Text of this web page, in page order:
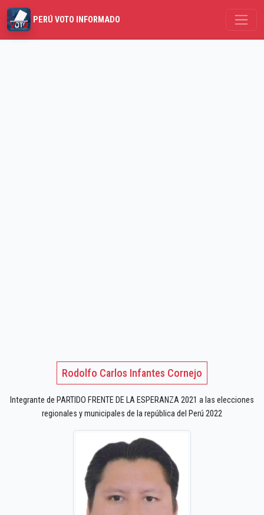
PERÚ VOTO INFORMADO
Rodolfo Carlos Infantes Cornejo
Integrante de PARTIDO FRENTE DE LA ESPERANZA 2021 a las elecciones
regionales y municipales de la república del Perú 2022